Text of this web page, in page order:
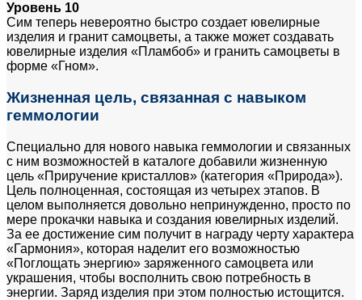
Уровень 10
Сим теперь невероятно быстро создает ювелирные
изделия и гранит самоцветы, а также может создавать
ювелирные изделия «Пламбоб» и гранить самоцветы в
форме «Гном».
Жизненная цель, связанная с навыком
геммологии
Специально для нового навыка геммологии и связанных
с ним возможностей в каталоге добавили жизненную
цель «Приручение кристаллов» (категория «Природа»).
Цель полноценная, состоящая из четырех этапов. В
целом выполняется довольно непринужденно, просто по
мере прокачки навыка и создания ювелирных изделий.
За ее достижение сим получит в награду черту характера
«Гармония», которая наделит его возможностью
«Поглощать энергию» заряженного самоцвета или
украшения, чтобы восполнить свою потребность в
энергии. Заряд изделия при этом полностью истощится.